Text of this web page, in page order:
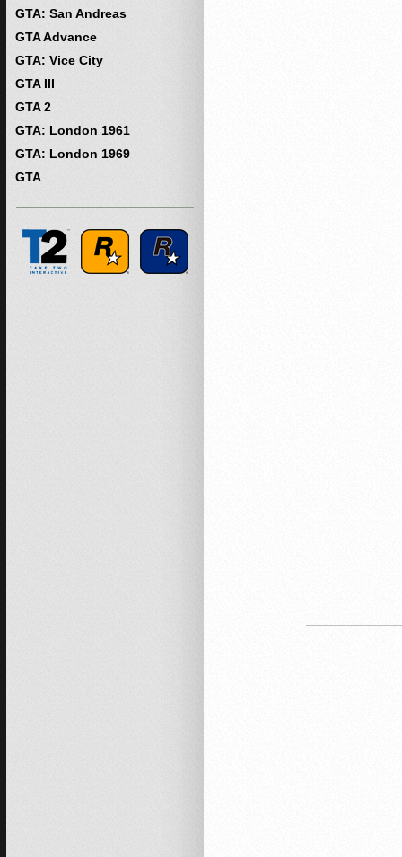
GTA: San Andreas
GTA Advance
GTA: Vice City
GTA III
GTA 2
GTA: London 1961
GTA: London 1969
GTA